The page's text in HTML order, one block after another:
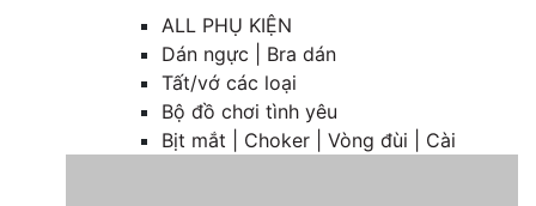
ALL PHỤ KIỆN
Dán ngực | Bra dán
Tất/vớ các loại
Bộ đồ chơi tình yêu
Bịt mắt | Choker | Vòng đùi | Cài